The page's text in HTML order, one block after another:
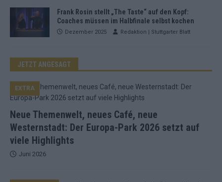
Frank Rosin stellt „The Taste“ auf den Kopf:
Coaches müssen im Halbfinale selbst kochen
Dezember 2025 Redaktion | Stuttgarter Blatt
JETZT ANGESAGT
Neue Themenwelt, neues Café, neue
Westernstadt: Der Europa-Park 2026 setzt auf
viele Highlights
EXTRA
Juni 2026